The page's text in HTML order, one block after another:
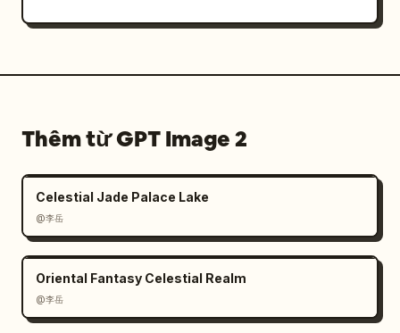
{"speaker":"Đồng
phía trước bên trái"},
{"role":"coworker","wardrobe":"vest tối màu
và cà vạt, ở giữa"},
{"role":"woman","wardrobe":"áo blazer xám
nhạt, phía trước bên
phải"}],"dialogue_overlay":{"speaker":"Cả
hai","color":"white","text":"Chào..."},"mood"
:"bối rối, gượng ép"}]}],"bottom_notes":{"镜头
说明":"Không khí thân mật ban đầu bị ngắt
quãng, đột ngột chuyển trở lại mối quan hệ
Thêm từ GPT Image 2
Celestial Jade Palace Lake
@李岳
Oriental Fantasy Celestial Realm
@李岳